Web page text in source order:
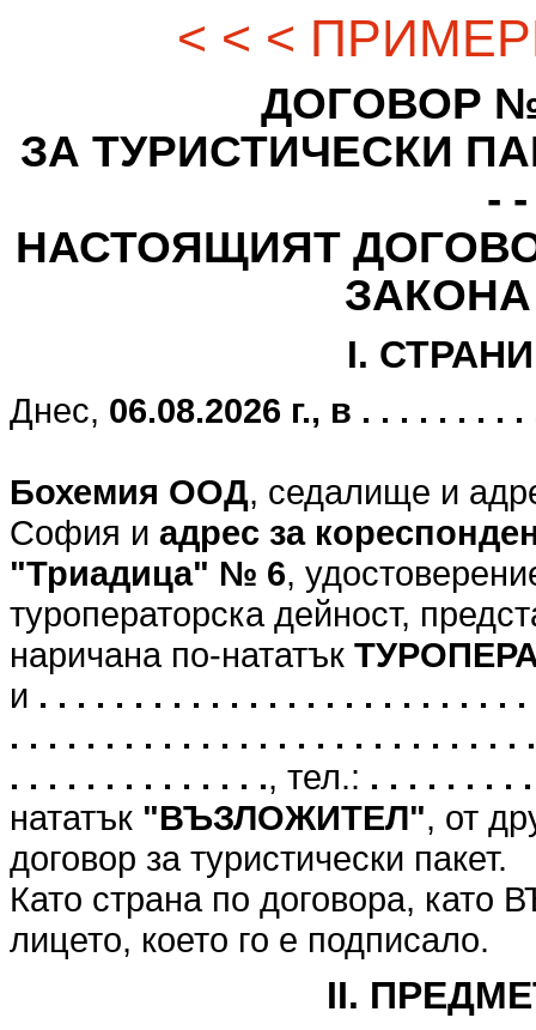
< < <
ДОГОВОР №
ЗА ТУРИСТИЧЕСКИ
-
НАСТОЯЩИЯТ
I.
Днес, 06.08.2026 г., в . . . . . . . .
Бохемия ООД, седалище и
София и адрес за
"Триадица" № 6,
туроператорска дейност,
наричана по-нататък
и . . . . . . . . . . . . . . . . . . . . . . . . . .
. . . . . . . . . . . . . . . . . . . . . . . . . . .
. . . . . . . . . . . . . ., тел.: . . . . . . . .
нататък "ВЪЗЛОЖИТЕЛ", от
договор за туристически пакет.
Като страна по договора,
лицето, което го е подписало.
II.